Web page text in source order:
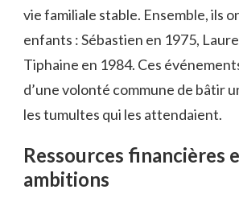
vie familiale stable. Ensemble, ils
enfants : Sébastien en 1975,
Tiphaine en 1984. Ces
d’une volonté commune de bâtir
les tumultes qui les attendaient.
Ressources financières
ambitions